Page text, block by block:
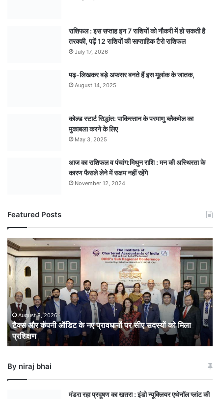
राशिफल : इस सप्ताह इन 7 राशियों को नौकरी में हो सकती है
तरक्की, पढ़ें 12 राशियों की साप्ताहिक टैरो राशिफल
July 17, 2026
पढ़-लिखकर बड़े अफसर बनते हैं इस मूलांक के जातक,
August 14, 2025
कोल्ड स्टार्ट सिद्धांत: पाकिस्तान के परमाणु ब्लैकमेल का
मुकाबला करने के लिए
May 3, 2025
आज का राशिफल व पंचांग:मिथुन राशि : मन की अस्थिरता के
कारण फैसले लेने में सक्षम नहीं रहेंगे
November 12, 2024
Featured Posts
टैक्स
और
कंपनी
ऑडिट
के
नए
प्रावधानों
पर
सीए
सदस्यों
को
प्रशिक्षण
August 8, 2026
टैक्स और कंपनी ऑडिट के नए प्रावधानों पर सीए सदस्यों को मिला
प्रशिक्षण
By niraj bhai
मंडरा रहा प्रदूषण का खतरा : इंडो न्यूक्लियर एथेनॉल प्लांट की